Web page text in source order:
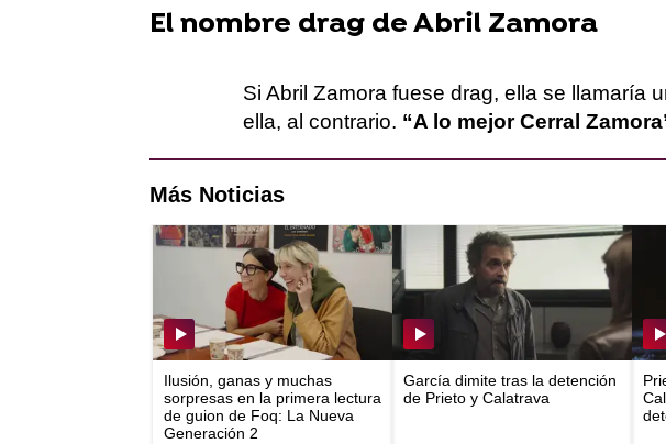
El nombre drag de Abril Zamora
Si Abril Zamora fuese drag, ella se llamaría
ella, al contrario. “A lo mejor Cerral
Más Noticias
Ilusión, ganas y muchas
sorpresas en la primera lectura
de guion de Foq: La Nueva
Generación 2
García dimite tras la detención
de Prieto y Calatrava